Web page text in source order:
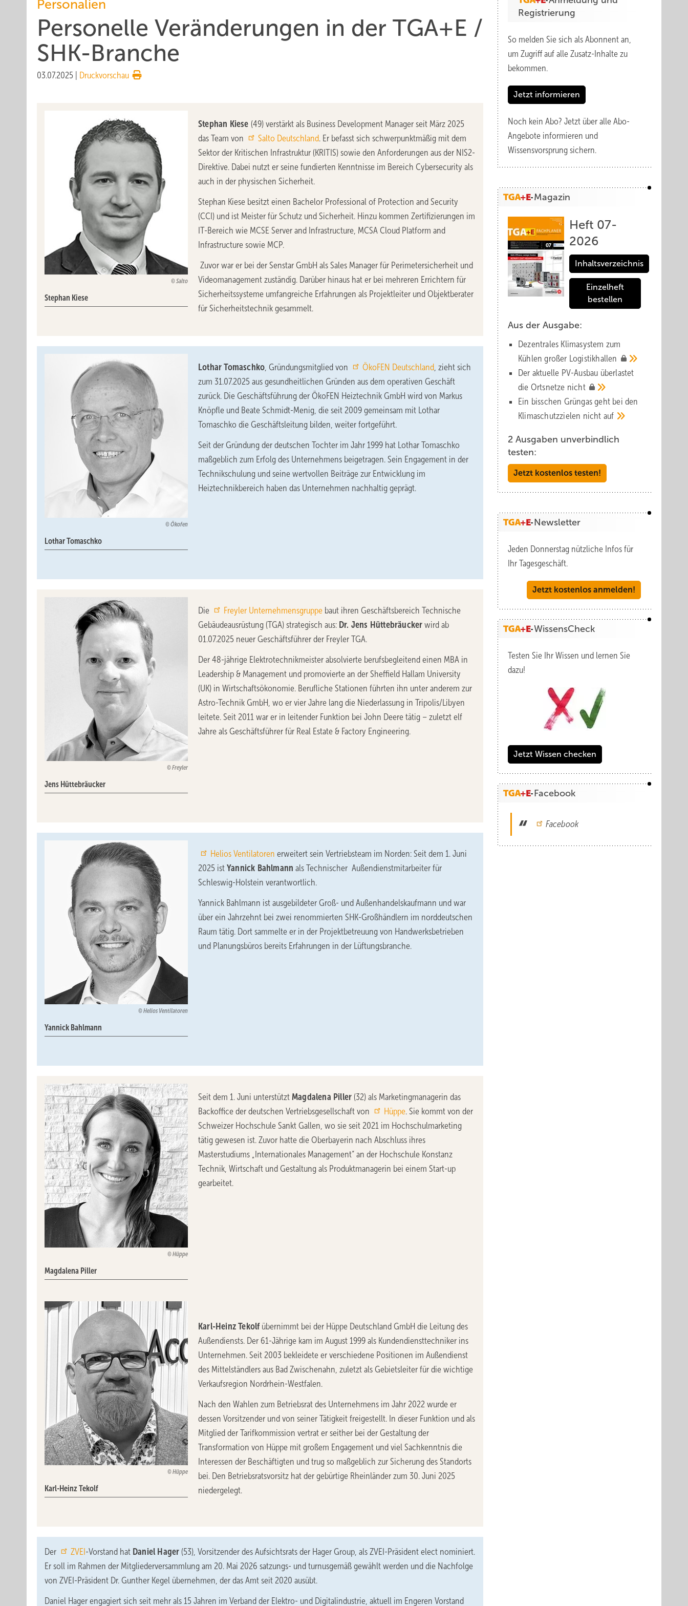
Personalien
Personelle Veränderungen in der TGA+E /
SHK-Branche
03.07.2025 Druckvorschau
Salto
Stephan Kiese
Stephan Kiese (49) verstärkt als Business Development Manager seit März 2025
das Team von
Salto Deutschland. Er befasst sich schwerpunktmäßig mit dem
Sektor der Kritischen Infrastruktur (KRITIS) sowie den Anforderungen aus der NIS2-
Direktive. Dabei nutzt er seine fundierten Kenntnisse im Bereich Cybersecurity als
auch in der physischen Sicherheit.
Stephan Kiese besitzt einen Bachelor Professional of Protection and Security
(CCI) und ist Meister für Schutz und Sicherheit. Hinzu kommen Zertifizierungen im
IT-Bereich wie MCSE Server and Infrastructure, MCSA Cloud Platform and
Infrastructure sowie MCP.
Zuvor war er bei der Senstar GmbH als Sales Manager für Perimetersicherheit und
Videomanagement zuständig. Darüber hinaus hat er bei mehreren Errichtern für
Sicherheitssysteme umfangreiche Erfahrungen als Projektleiter und Objektberater
für Sicherheitstechnik gesammelt.
Ökofen
Lothar Tomaschko
Lothar Tomaschko, Gründungsmitglied von ÖkoFEN Deutschland, zieht sich
zum 31.07.2025 aus gesundheitlichen Gründen aus dem operativen Geschäft
zurück. Die Geschäftsführung der ÖkoFEN Heiztechnik GmbH wird von Markus
Knöpfle und Beate Schmidt-Menig, die seit 2009 gemeinsam mit Lothar
Tomaschko die Geschäftsleitung bilden, weiter fortgeführt.
Seit der Gründung der deutschen Tochter im Jahr 1999 hat Lothar Tomaschko
maßgeblich zum Erfolg des Unternehmens beigetragen. Sein Engagement in der
Technikschulung und seine wertvollen Beiträge zur Entwicklung im
Heiztechnikbereich haben das Unternehmen nachhaltig geprägt.
Freyler
Jens Hüttebräucker
Die Freyler Unternehmensgruppe baut ihren Geschäftsbereich Technische
Gebäudeausrüstung (TGA) strategisch aus: Dr. Jens Hüttebräucker wird ab
01.07.2025 neuer Geschäftsführer der Freyler TGA.
Der 48-jährige Elektrotechnikmeister absolvierte berufsbegleitend einen MBA in
Leadership & Management und promovierte an der Sheffield Hallam University
(UK) in Wirtschaftsökonomie. Berufliche Stationen führten ihn unter anderem zur
Astro-Technik GmbH, wo er vier Jahre lang die Niederlassung in Tripolis/Libyen
leitete. Seit 2011 war er in leitender Funktion bei John Deere tätig – zuletzt elf
Jahre als Geschäftsführer für Real Estate & Factory Engineering.
Helios Ventilatoren
Yannick Bahlmann
Helios Ventilatoren erweitert sein Vertriebsteam im Norden: Seit dem 1. Juni
2025 ist Yannick Bahlmannals Technischer Außendienstmitarbeiter für
Schleswig-Holstein verantwortlich.
Yannick Bahlmann ist ausgebildeter Groß- und Außenhandelskaufmann und war
über ein Jahrzehnt bei zwei renommierten SHK-Großhändlern im norddeutschen
Raum tätig. Dort sammelte er in der Projektbetreuung von Handwerksbetrieben
und Planungsbüros bereits Erfahrungen in der Lüftungsbranche.
Hüppe
Magdalena Piller
Hüppe
Karl-Heinz Tekolf
Seit dem 1. Juni unterstützt Magdalena Piller(32) als Marketingmanagerin das
Backoffice der deutschen Vertriebsgesellschaft von
Hüppe. Sie kommt von der
Schweizer Hochschule Sankt Gallen, wo sie seit 2021 im Hochschulmarketing
tätig gewesen ist. Zuvor hatte die Oberbayerin nach Abschluss ihres
Masterstudiums „Internationales Management“ an der Hochschule Konstanz
Technik, Wirtschaft und Gestaltung als Produktmanagerin bei einem Start-up
gearbeitet.
Karl-Heinz Tekolfübernimmt bei der Hüppe Deutschland GmbH die Leitung des
Außendiensts. Der 61-Jährige kam im August 1999 als Kundendiensttechniker ins
Unternehmen. Seit 2003 bekleidete er verschiedene Positionen im Außendienst
des Mittelständlers aus Bad Zwischenahn, zuletzt als Gebietsleiter für die wichtige
Verkaufsregion Nordrhein-Westfalen.
Nach den Wahlen zum Betriebsrat des Unternehmens im Jahr 2022 wurde er
dessen Vorsitzender und von seiner Tätigkeit freigestellt. In dieser Funktion und als
Mitglied der Tarifkommission vertrat er seither bei der Gestaltung der
Transformation von Hüppe mit großem Engagement und viel Sachkenntnis die
Interessen der Beschäftigten und trug so maßgeblich zur Sicherung des Standorts
bei. Den Betriebsratsvorsitz hat der gebürtige Rheinländer zum 30. Juni 2025
niedergelegt.
Der ZVEI -Vorstand hat Daniel Hager (53), Vorsitzender des Aufsichtsrats der Hager Group, als ZVEI-Präsident elect nominiert.
Er soll im Rahmen der Mitgliederversammlung am 20. Mai 2026 satzungs- und turnusgemäß gewählt werden und die Nachfolge
von ZVEI-Präsident Dr. Gunther Kegel übernehmen, der das Amt seit 2020 ausübt.
Daniel Hager engagiert sich seit mehr als 15 Jahren im Verband der Elektro- und Digitalindustrie, aktuell im Engeren Vorstand
Registrierung
So melden Sie sich als Abonnent an,
um Zugriff auf alle Zusatz-Inhalte zu
bekommen.
Jetzt informieren
Noch kein Abo? Jetzt über alle Abo-
Angebote informieren und
Wissensvorsprung sichern.
Magazin
Heft 07-
2026
Inhaltsverzeichnis
Einzelheft
bestellen
Aus der Ausgabe:
Dezentrales Klimasystem zum
Kühlen großer Logistik­hallen
Der aktuelle PV-Ausbau über­lastet
die Orts­netze nicht
Ein bisschen Grüngas geht bei den
Klima­schutz­zielen nicht auf
2 Ausgaben unverbindlich
testen:
Jetzt kostenlos testen!
Newsletter
Jeden Donnerstag nützliche Infos für
Ihr Tagesgeschäft.
Jetzt kostenlos anmelden!
WissensCheck
Testen Sie Ihr Wissen und lernen Sie
dazu!
Jetzt Wissen checken
Facebook
Facebook